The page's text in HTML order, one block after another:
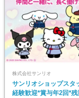
株式会社サンリオ
サンリオショップスタ
経験歓迎*賞与年2回*残